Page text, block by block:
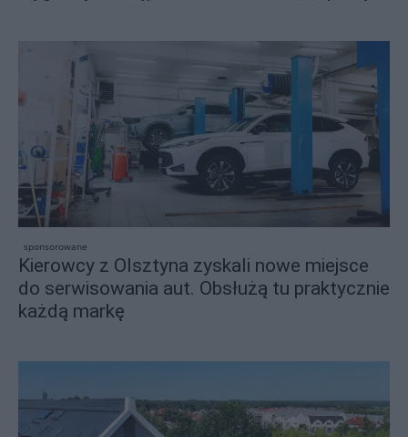
sponsorowane
Kierowcy z Olsztyna zyskali nowe miejsce
do serwisowania aut. Obsłużą tu praktycznie
każdą markę